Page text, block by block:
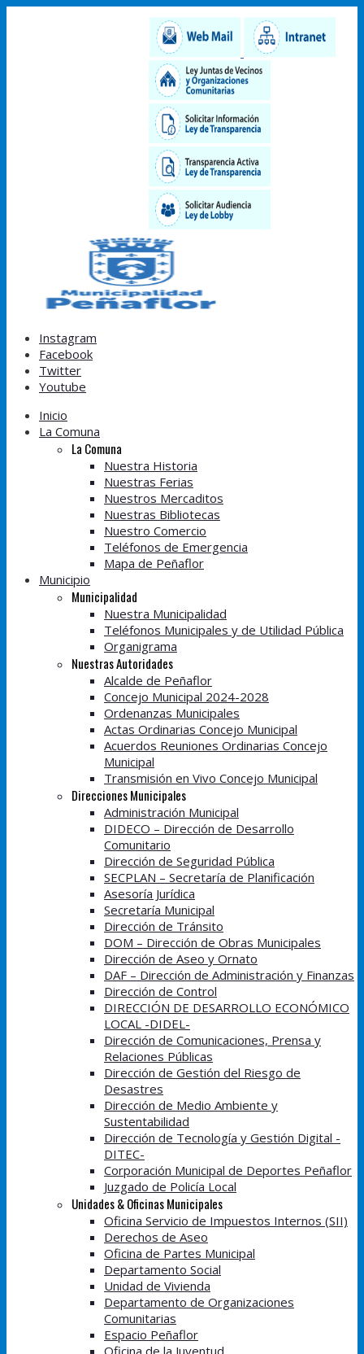
Instagram
Facebook
Twitter
Youtube
Inicio
La Comuna
La Comuna
Nuestra Historia
Nuestras Ferias
Nuestros Mercaditos
Nuestras Bibliotecas
Nuestro Comercio
Teléfonos de Emergencia
Mapa de Peñaflor
Municipio
Municipalidad
Nuestra Municipalidad
Teléfonos Municipales y de Utilidad Pública
Organigrama
Nuestras Autoridades
Alcalde de Peñaflor
Concejo Municipal 2024-2028
Ordenanzas Municipales
Actas Ordinarias Concejo Municipal
Acuerdos Reuniones Ordinarias Concejo
Municipal
Transmisión en Vivo Concejo Municipal
Direcciones Municipales
Administración Municipal
DIDECO – Dirección de Desarrollo
Comunitario
Dirección de Seguridad Pública
SECPLAN – Secretaría de Planificación
Asesoría Jurídica
Secretaría Municipal
Dirección de Tránsito
DOM – Dirección de Obras Municipales
Dirección de Aseo y Ornato
DAF – Dirección de Administración y Finanzas
Dirección de Control
DIRECCIÓN DE DESARROLLO ECONÓMICO
LOCAL -DIDEL-
Dirección de Comunicaciones, Prensa y
Relaciones Públicas
Dirección de Gestión del Riesgo de
Desastres
Dirección de Medio Ambiente y
Sustentabilidad
Dirección de Tecnología y Gestión Digital -
DITEC-
Corporación Municipal de Deportes Peñaflor
Juzgado de Policía Local
Unidades & Oficinas Municipales
Oficina Servicio de Impuestos Internos (SII)
Derechos de Aseo
Oficina de Partes Municipal
Departamento Social
Unidad de Vivienda
Departamento de Organizaciones
Comunitarias
Espacio Peñaflor
Oficina de la Juventud